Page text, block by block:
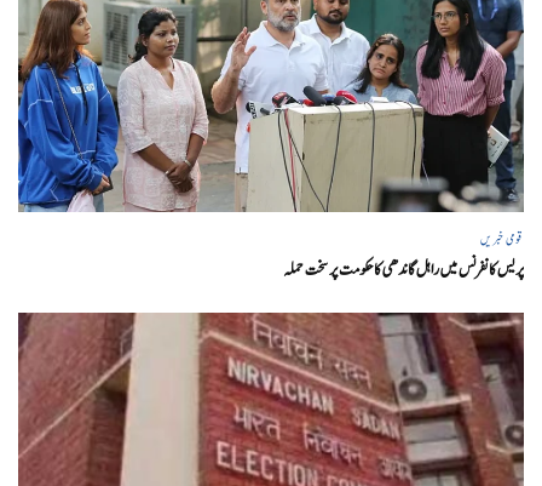
قومی خبریں
پریس کانفرنس میں راہل گاندھی کا حکومت پر سخت حملہ